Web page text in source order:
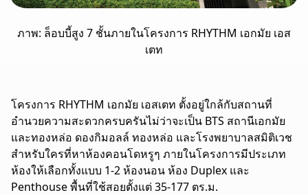
ภาพ: ล็อบบี้สูง 7 ชั้นภายในโครงการ RHYTHM เอกมัย เอส
เตท
โครงการ RHYTHM เอกมัย เอสเตท ตั้งอยู่ใกล้กับสถานที่
อำนวยความสะดวกครบครันไม่ว่าจะเป็น BTS สถานีเอกมัย
และทองหล่อ ดองกิมอลล์ ทองหล่อ และโรงพยาบาลสมิติเวช
สำหรับใครที่หาห้องคอนโดหรูๆ ภายในโครงการมีประเภท
ห้องให้เลือกทั้งแบบ 1-2 ห้องนอน ห้อง Duplex และ
Penthouse พื้นที่ใช้สอยตั้งแต่ 35-177 ตร.ม.